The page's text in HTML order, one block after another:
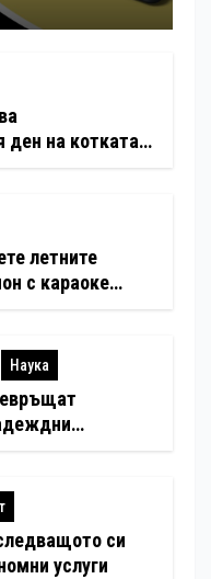
на котката
летните
с караоке
Наука
си
услуги